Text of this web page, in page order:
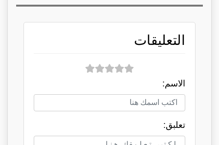
التعليقات
الاسم:
تعلبق: